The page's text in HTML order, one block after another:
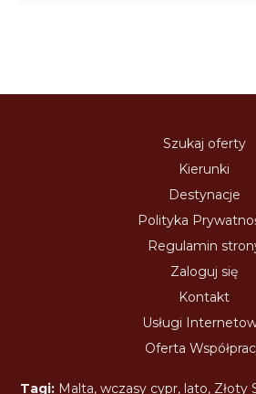
Szukaj oferty
Kierunki
Destynacje
Polityka
Regulamin
Zaloguj się
Kontakt
Usługi
Oferta
Tagi: Malta,wczasy cypr, lato, Złoty